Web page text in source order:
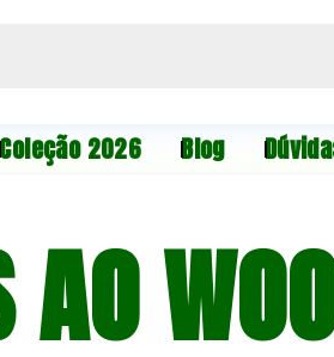
Coleção 2026 Blog